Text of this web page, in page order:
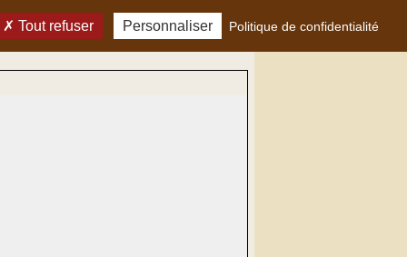
Tout refuser Personnaliser Politique de confidentialité